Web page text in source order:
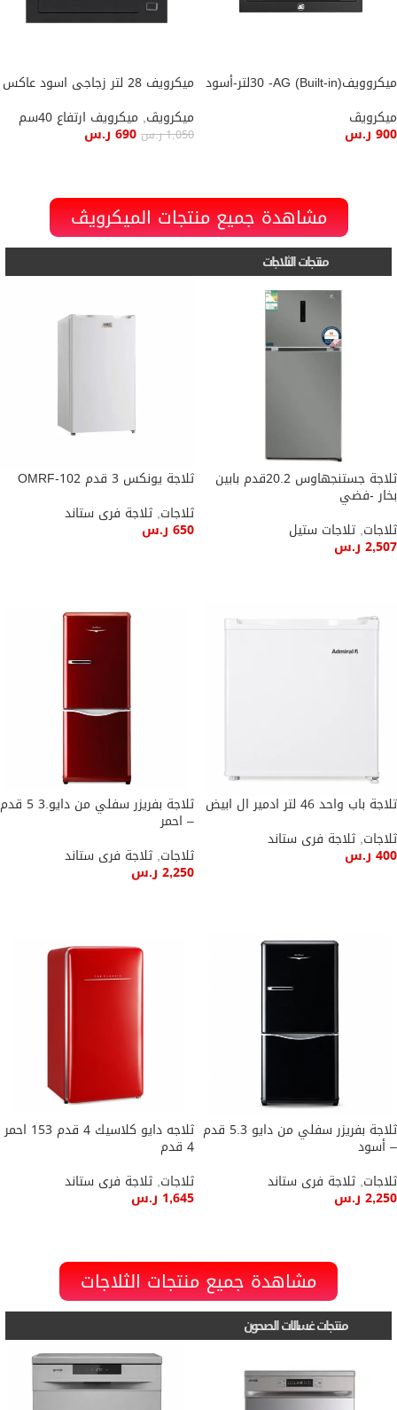
ميكروويف(Built-in) 30 -AGلتر-أسود
ميكرويڤ
900 ر.س
ميكرويف 28 لتر زجاجى اسود عاكس
ميكرويڤ, ميكرويف ارتفاع 40سم
1,050ر.س 690 ر.س
مشاهدة جميع منتجات الميكرويڤ
منتجات الثلاجات
ثلاجة جستنجهاوس 20.2قدم بابين
بخار -فضي
ثلاجات, تلاجات ستيل
2,507 ر.س
ثلاجة يونكس 3 قدم OMRF-102
ثلاجات, ثلاجة فرى ستاند
650 ر.س
تلاجة باب واحد 46 لتر ادمير ال ابيض
ثلاجات, ثلاجة فرى ستاند
400 ر.س
ثلاجة بفريزر سفلي من دايو.3 5 قدم
– احمر
ثلاجات, ثلاجة فرى ستاند
2,250 ر.س
ثلاجة بفريزر سفلي من دايو 5.3 قدم
– أسود
ثلاجات, ثلاجة فرى ستاند
2,250 ر.س
ثلاجه دايو كلاسيك 4 قدم 153 احمر
4 قدم
ثلاجات, ثلاجة فرى ستاند
1,645 ر.س
مشاهدة جميع منتجات الثلاجات
منتجات غسالات الصحون